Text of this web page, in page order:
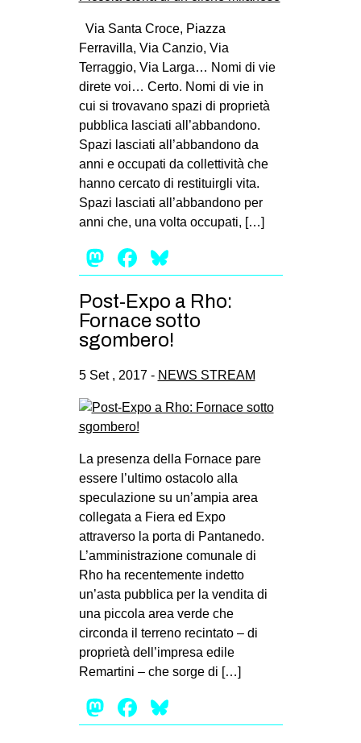
Via Santa Croce, Piazza
Ferravilla, Via Canzio, Via
Terraggio, Via Larga… Nomi di vie
direte voi… Certo. Nomi di vie in
cui si trovavano spazi di proprietà
pubblica lasciati all’abbandono.
Spazi lasciati all’abbandono da
anni e occupati da collettività che
hanno cercato di restituirgli vita.
Spazi lasciati all’abbandono per
anni che, una volta occupati, […]
Mastodon
Facebook
Post-Expo a Rho:
Fornace sotto
sgombero!
5 Set , 2017 - NEWS STREAM
La presenza della Fornace pare
essere l’ultimo ostacolo alla
speculazione su un’ampia area
collegata a Fiera ed Expo
attraverso la porta di Pantanedo.
L’amministrazione comunale di
Rho ha recentemente indetto
un’asta pubblica per la vendita di
una piccola area verde che
circonda il terreno recintato – di
proprietà dell’impresa edile
Remartini – che sorge di […]
Mastodon
Facebook